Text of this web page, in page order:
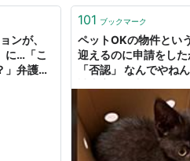
ンが、
に…「こ
」弁護士
101 ブックマーク
ペットOKの物件とい
迎えるのに申請をし
「否認」 なんでやね